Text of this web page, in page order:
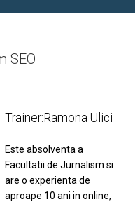
SEO
Trainer:Ramona Ulici
Este absolventa a
Facultatii de Jurnalism si
are o experienta de
aproape 10 ani in online,